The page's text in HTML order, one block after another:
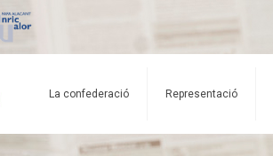
La confederació Representació